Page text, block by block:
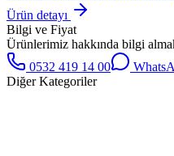
Ürün detayı
Bilgi ve Fiyat
Ürünlerimiz hakkında bilgi
0532 419 14 00
Diğer Kategoriler